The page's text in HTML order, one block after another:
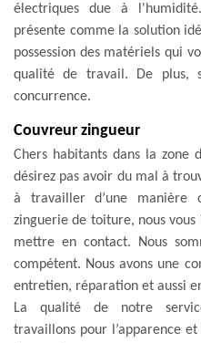
électriques due à
présente comme la solution
possession des matériels qui
qualité de travail. De plus,
concurrence.
Couvreur zingueur
Chers habitants dans la zone
désirez pas avoir du mal à
à travailler d’une manière
zinguerie de toiture, nous
mettre en contact. Nous
compétent. Nous avons une
entretien, réparation et aussi
La qualité de notre
travaillons pour l’apparence